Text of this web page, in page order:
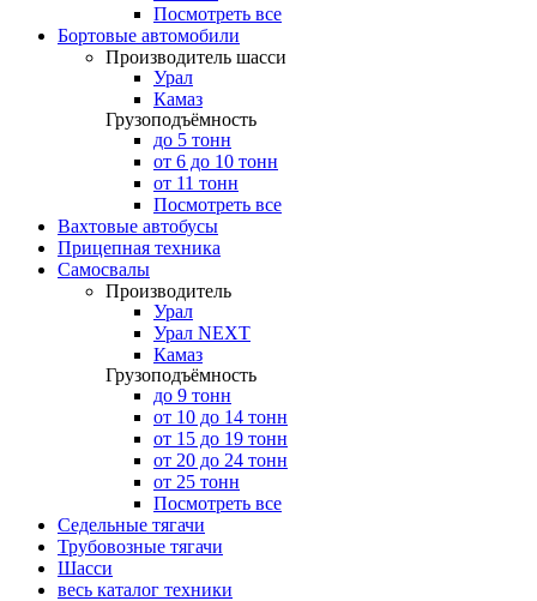
Посмотреть все
Бортовые автомобили
Производитель шасси
Урал
Камаз
Грузоподъёмность
до 5 тонн
от 6 до 10 тонн
от 11 тонн
Посмотреть все
Вахтовые автобусы
Прицепная техника
Самосвалы
Производитель
Урал
Урал NEXT
Камаз
Грузоподъёмность
до 9 тонн
от 10 до 14 тонн
от 15 до 19 тонн
от 20 до 24 тонн
от 25 тонн
Посмотреть все
Седельные тягачи
Трубовозные тягачи
Шасси
весь каталог техники